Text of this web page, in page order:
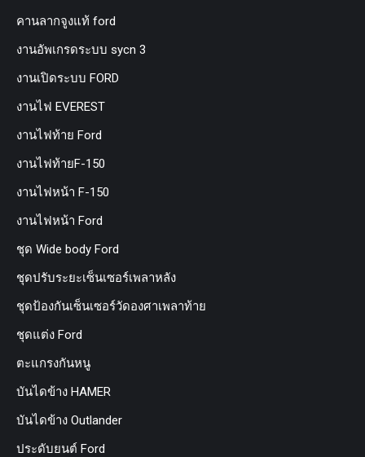
คานลากจูงแท้ ford
งานอัพเกรดระบบ sycn 3
งานเปิดระบบ FORD
งานไฟ EVEREST
งานไฟท้าย Ford
งานไฟท้ายF-150
งานไฟหน้า F-150
งานไฟหน้า Ford
ชุด Wide body Ford
ชุดปรับระยะเซ็นเซอร์เพลาหลัง
ชุดป้องกันเซ็นเซอร์วัดองศาเพลาท้าย
ชุดแต่ง Ford
ตะแกรงกันหนู
บันไดข้าง HAMER
บันไดข้าง Outlander
ประดับยนต์ Ford